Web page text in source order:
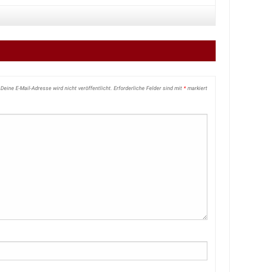
Deine E-Mail-Adresse wird nicht veröffentlicht. Erforderliche Felder sind mit * markiert